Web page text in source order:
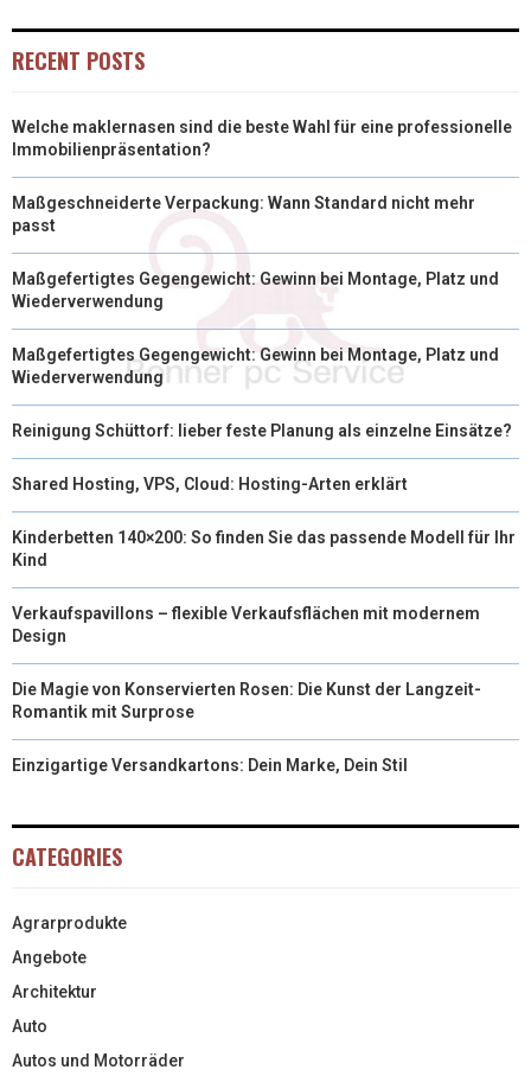
RECENT POSTS
Welche maklernasen sind die beste Wahl für eine professionelle
Immobilienpräsentation?
Maßgeschneiderte Verpackung: Wann Standard nicht mehr
passt
Maßgefertigtes Gegengewicht: Gewinn bei Montage, Platz und
Wiederverwendung
Maßgefertigtes Gegengewicht: Gewinn bei Montage, Platz und
Wiederverwendung
Reinigung Schüttorf: lieber feste Planung als einzelne Einsätze?
Shared Hosting, VPS, Cloud: Hosting-Arten erklärt
Kinderbetten 140×200: So finden Sie das passende Modell für Ihr
Kind
Verkaufspavillons – flexible Verkaufsflächen mit modernem
Design
Die Magie von Konservierten Rosen: Die Kunst der Langzeit-
Romantik mit Surprose
Einzigartige Versandkartons: Dein Marke, Dein Stil
CATEGORIES
Agrarprodukte
Angebote
Architektur
Auto
Autos und Motorräder